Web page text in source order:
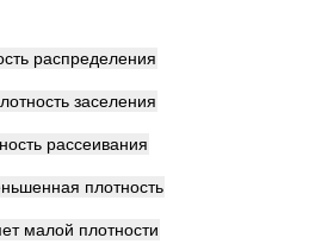
распределения
заселения
рассеивания
плотность
малой плотности